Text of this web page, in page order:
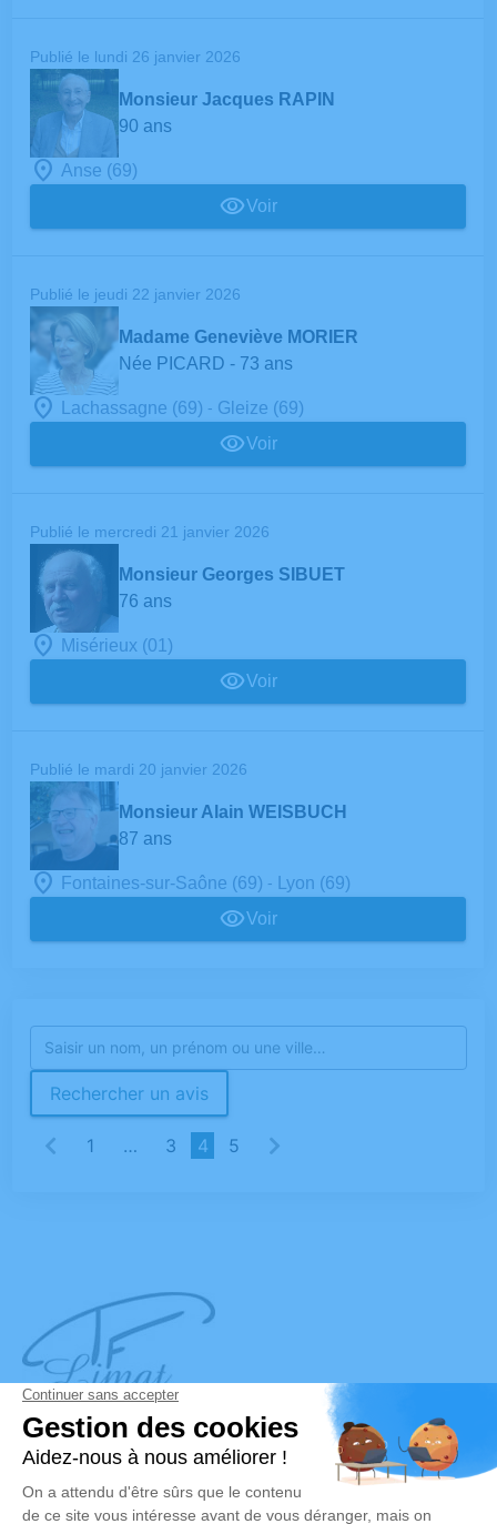
Publié le lundi 26 janvier 2026
Monsieur Jacques RAPIN
90 ans
Anse (69)
Voir
Publié le jeudi 22 janvier 2026
Madame Geneviève MORIER
Née PICARD - 73 ans
Lachassagne (69) - Gleize (69)
Voir
Publié le mercredi 21 janvier 2026
Monsieur Georges SIBUET
76 ans
Misérieux (01)
Voir
Publié le mardi 20 janvier 2026
Monsieur Alain WEISBUCH
87 ans
Fontaines-sur-Saône (69) -
Lyon (69)
Voir
Rechercher un avis
1 … 3 4 5